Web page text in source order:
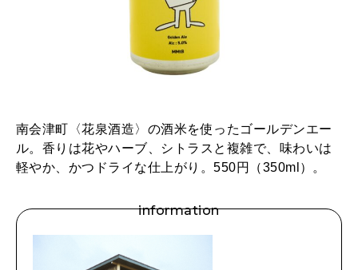
南会津町〈花泉酒造〉の酒米を使ったゴールデンエー
ル。香りは花やハーブ、シトラスと複雑で、味わいは
軽やか、かつドライな仕上がり。550円（350ml）。
information